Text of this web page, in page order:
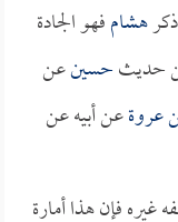
هشامفهو الجادة
حديثحسينعن
عروةعن أبيه عن
غيره فإن هذا أمارة